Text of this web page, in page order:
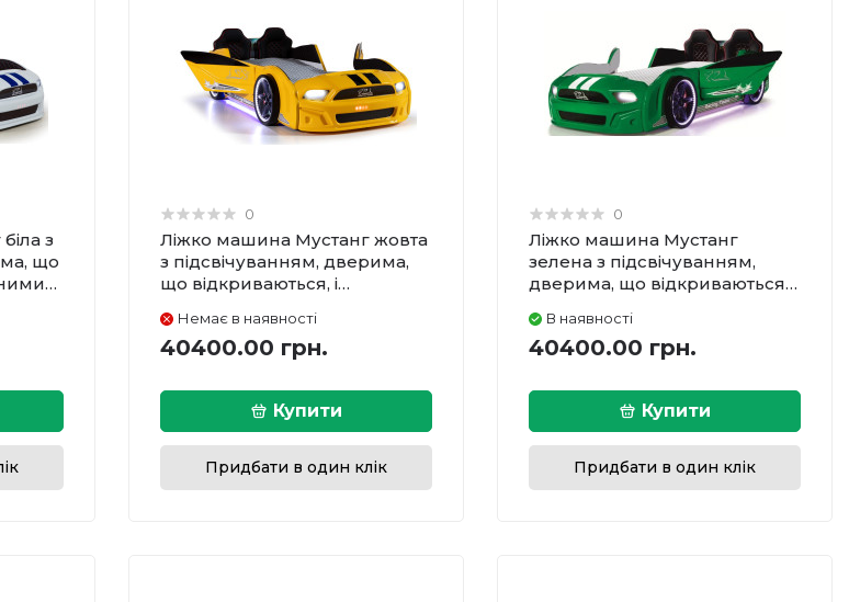
з
що
0
Ліжко машина Мустанг жовта
з підсвічуванням, дверима,
що відкриваються, і
Немає в наявності
40400.00 грн.
Купити
Придбати в один клік
0
Ліжко машина Мустанг
зелена з підсвічуванням,
дверима, що відкриваються, і
В наявності
40400.00 грн.
Купити
Придбати в один клік